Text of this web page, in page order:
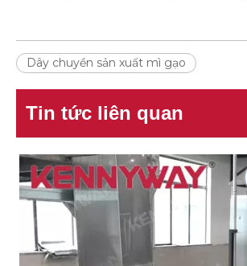
Dây chuyền sản xuất mì gạo
Tin tức liên quan